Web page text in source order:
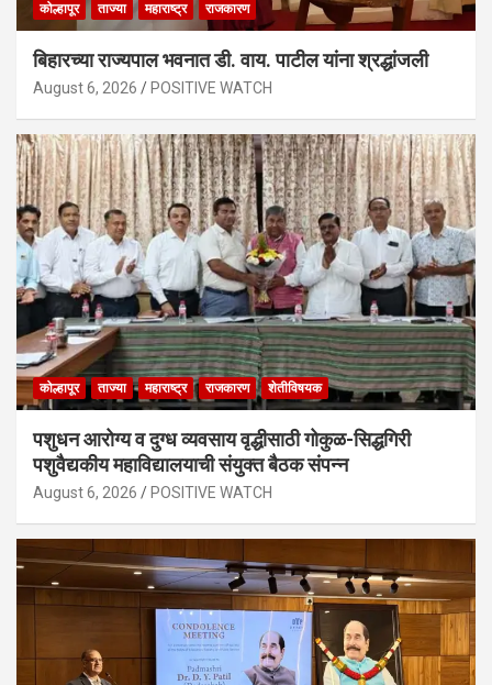
कोल्हापूर ताज्या महाराष्ट्र राजकारण
बिहारच्या राज्यपाल भवनात डी. वाय. पाटील यांना श्रद्धांजली
August 6, 2026 POSITIVE WATCH
कोल्हापूर ताज्या महाराष्ट्र राजकारण शेतीविषयक
पशुधन आरोग्य व दुग्ध व्यवसाय वृद्धीसाठी गोकुळ-सिद्धगिरी
पशुवैद्यकीय महाविद्यालयाची संयुक्त बैठक संपन्न
August 6, 2026 POSITIVE WATCH